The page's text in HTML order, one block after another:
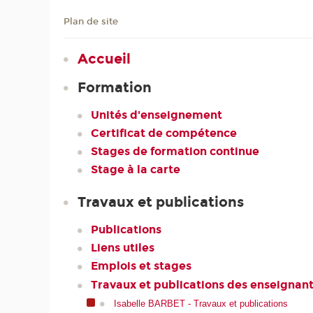
Plan de site
Accueil
Formation
Unités d'enseignement
Certificat de compétence
Stages de formation continue
Stage à la carte
Travaux et publications
Publications
Liens utiles
Emplois et stages
Travaux et publications des
Isabelle BARBET - Travaux et publications